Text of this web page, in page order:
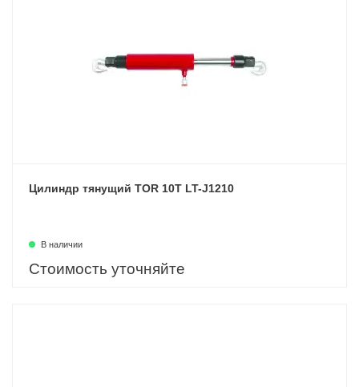
Цилиндр тянущий TOR 10T LT-J1210
В наличии
Стоимость уточняйте